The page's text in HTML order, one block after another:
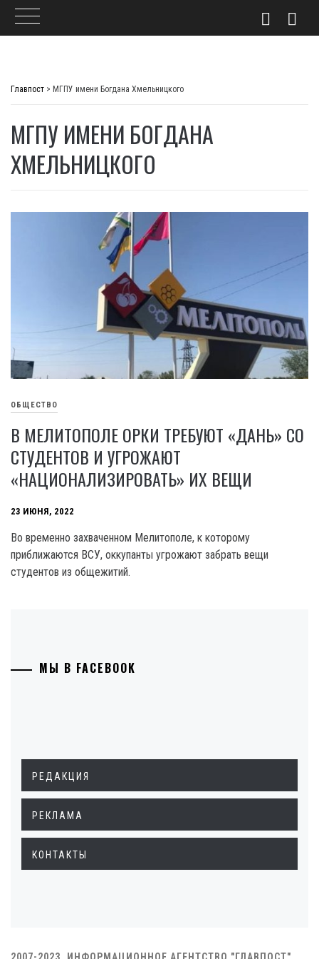
Главпост > МГПУ имени Богдана Хмельницкого
МГПУ ИМЕНИ БОГДАНА
ХМЕЛЬНИЦКОГО
ОБЩЕСТВО
В МЕЛИТОПОЛЕ ОРКИ ТРЕБУЮТ «ДАНЬ» СО
СТУДЕНТОВ И УГРОЖАЮТ
«НАЦИОНАЛИЗИРОВАТЬ» ИХ ВЕЩИ
23 ИЮНЯ, 2022
Во временно захваченном Мелитополе, к которому
приближаются ВСУ, оккупанты угрожают забрать вещи
студентов из общежитий.
МЫ В FACEBOOK
РЕДАКЦИЯ
РЕКЛАМА
КОНТАКТЫ